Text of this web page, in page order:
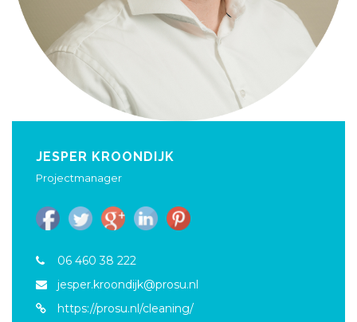
JESPER KROONDIJK
Projectmanager
06 460 38 222
jesper.kroondijk@prosu.nl
https://prosu.nl/cleaning/